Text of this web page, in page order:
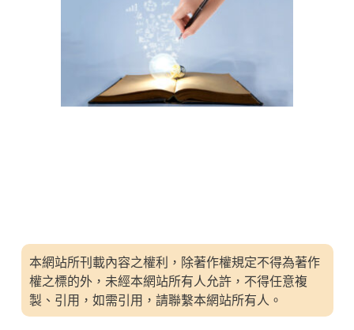
本網站所刊載內容之權利，除著作權規定不得為著作
權之標的外，未經本網站所有人允許，不得任意複
製、引用，如需引用，請聯繫本網站所有人。